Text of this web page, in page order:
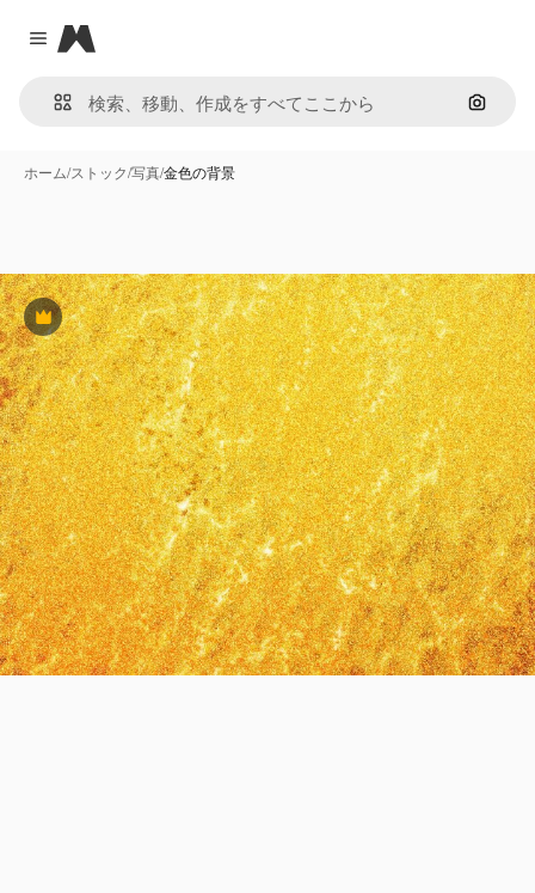
Close menu
Magnific
画像で
ホーム/ストック/写真/金色の背景
Premium